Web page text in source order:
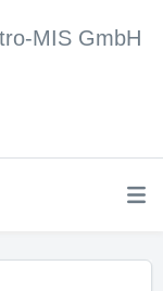
MIS GmbH